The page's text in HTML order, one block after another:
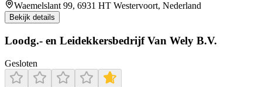
Waemelslant 99, 6931 HT Westervoort, Nederland
Bekijk details
Loodg.- en Leidekkersbedrijf Van Wely B.V.
Gesloten